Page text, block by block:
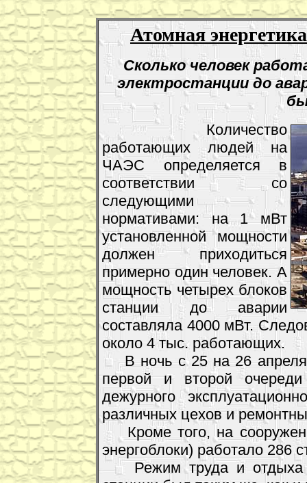
Атомная
Сколько человек
электростанции до
Количество
работающих людей на
ЧАЭС определяется в
соответствии со
следующими
нормативами: на 1 мВт
установленной мощности
должен приходиться
примерно один человек. А
мощность четырех блоков
станции до аварии
составляла 4000 мВт.
около 4 тыс. работающих.
В ночь с 25 на 26 апреля
первой и второй
дежурного
различных цехов и
Кроме того, на
энергоблоки) работало 286
Режим труда и отдыха